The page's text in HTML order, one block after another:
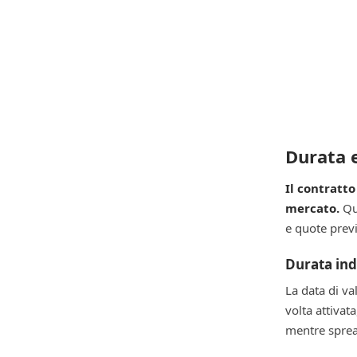
Durata
Il contratto
mercato.
e quote
Durata
La data di
volta
mentre